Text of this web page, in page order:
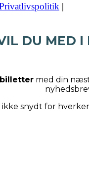
|
DU MED I
med din
ikke snydt for